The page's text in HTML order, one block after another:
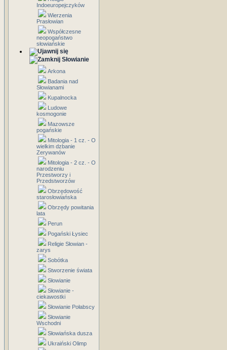
Indoeuropejczyków
Wierzenia
Prasłowian
Współczesne
neopogaństwo
słowiańskie
Słowianie
Arkona
Badania nad
Słowianami
Kupalnocka
Ludowe
kosmogonie
Mazowsze
pogańskie
Mitologia - 1 cz. - O
wielkim dzbanie
Zerywanów
Mitologia - 2 cz. - O
narodzeniu
Przestworzy i
Przedstworzów
Obrzędowość
starosłowiańska
Obrzędy powitania
lata
Perun
Pogański Łysiec
Religie Słowian -
zarys
Sobótka
Stworzenie świata
Słowianie
Słowianie -
ciekawostki
Słowianie Połabscy
Słowianie
Wschodni
Słowiańska dusza
Ukraiński Olimp